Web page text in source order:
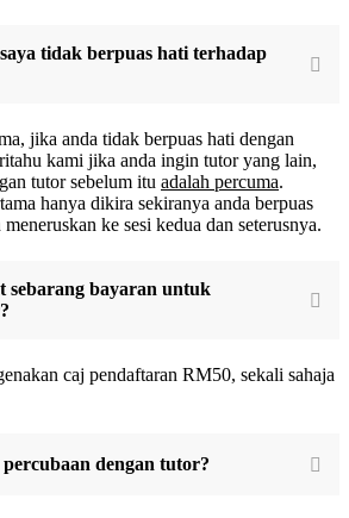
tidak berpuas hati terhadap
jika anda tidak berpuas hati dengan
kami jika anda ingin tutor yang lain,
tutor sebelum itu adalah percuma.
hanya dikira sekiranya anda berpuas
ke sesi kedua dan seterusnya.
sebarang bayaran untuk
caj pendaftaran RM50, sekali sahaja
dengan tutor?